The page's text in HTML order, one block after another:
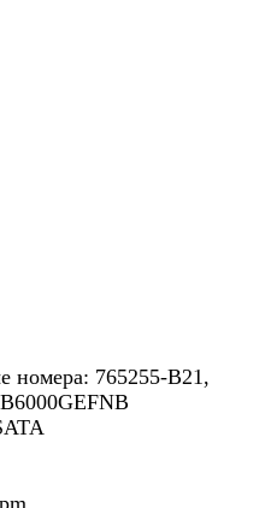
номера: 765255-B21,